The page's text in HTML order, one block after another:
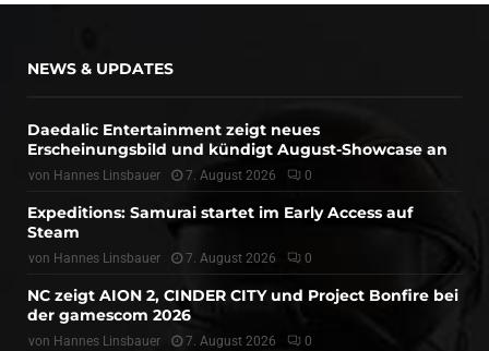
NEWS & UPDATES
Daedalic Entertainment zeigt neues
Erscheinungsbild und kündigt August-Showcase an
von Hannes Linsbauer 7. August 2026 0
Expeditions: Samurai startet im Early Access auf
Steam
von Hannes Linsbauer 7. August 2026 0
NC zeigt AION 2, CINDER CITY und Project Bonfire bei
der gamescom 2026
von Hannes Linsbauer 7. August 2026 0